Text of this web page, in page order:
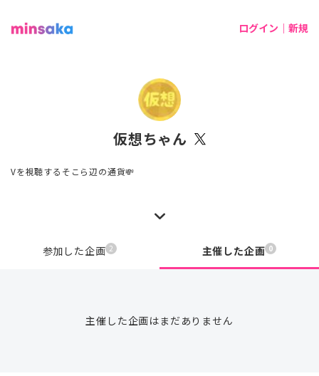
ログイン｜新規
仮想ちゃん
Vを視聴するそこら辺の通貨💸
参加した企画 2 主催した企画 0
主催した企画はまだありません